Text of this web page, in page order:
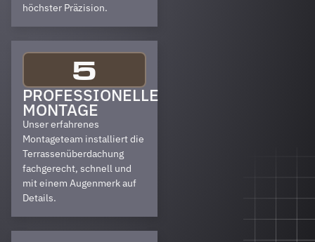
höchster Präzision.
5
PROFESSIONELLE
MONTAGE
Unser erfahrenes
Montageteam installiert die
Terrassenüberdachung
fachgerecht, schnell und
mit einem Augenmerk auf
Details.